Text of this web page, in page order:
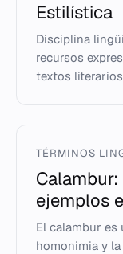
Estilística
Disciplina
recursos
textos
TÉRMINOS
ejemplos
El calambur es
homonimia y